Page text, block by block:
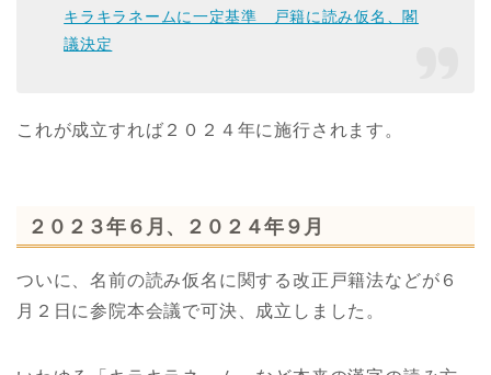
キラキラネームに一定基準 戸籍に読み仮名、閣
議決定
これが成立すれば２０２４年に施行されます。
２０２３年６月、２０２４年９月
ついに、名前の読み仮名に関する改正戸籍法などが６
月２日に参院本会議で可決、成立しました。